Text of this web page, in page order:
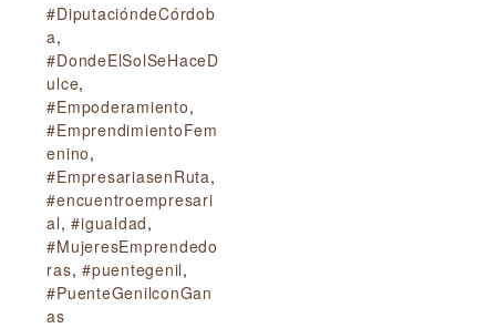
#DiputacióndeCórdob
a,
#DondeElSolSeHaceD
ulce,
#Empoderamiento,
#EmprendimientoFem
enino,
#EmpresariasenRuta,
#encuentroempresari
al,#igualdad,
#MujeresEmprendedo
ras,#puentegenil,
#PuenteGenilconGan
as